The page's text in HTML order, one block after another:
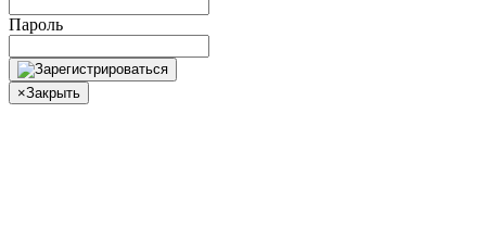
Пароль
×Закрыть